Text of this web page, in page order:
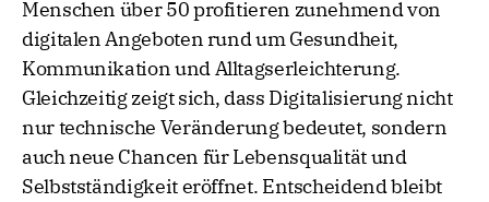
Menschen über 50 profitieren zunehmend von
digitalen Angeboten rund um Gesundheit,
Kommunikation und Alltagserleichterung.
Gleichzeitig zeigt sich, dass Digitalisierung nicht
nur technische Veränderung bedeutet, sondern
auch neue Chancen für Lebensqualität und
Selbstständigkeit eröffnet. Entscheidend bleibt